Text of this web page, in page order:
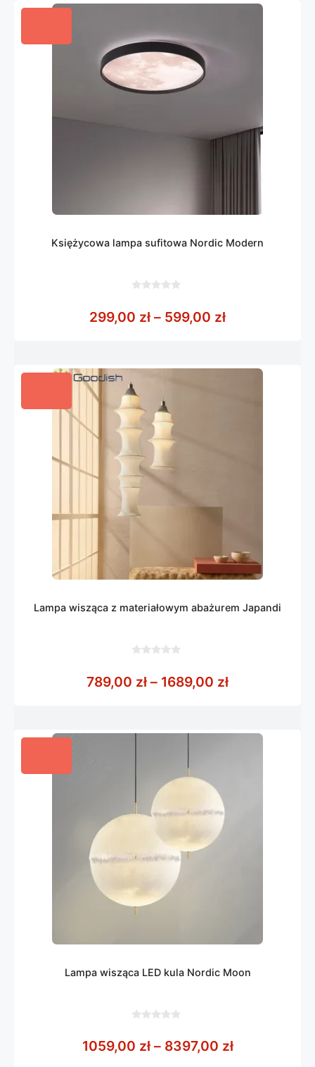
Księżycowa lampa sufitowa Nordic Modern
5
299,00 zł – 599,00 złZakres cen:
Lampa wisząca z materiałowym abażurem Japandi
5
789,00 zł – 1689,00 złZakres cen:
Lampa wisząca LED kula Nordic Moon
5
1059,00 zł – 8397,00 złZakres cen: